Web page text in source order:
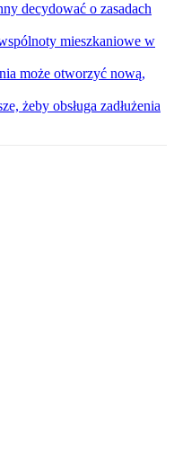
decydować o zasadach
mieszkaniowe w
może otworzyć nową,
żeby obsługa zadłużenia